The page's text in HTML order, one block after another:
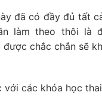
đã có đầy đủ tất
làm theo thôi là
chắc chắn sẽ
với các khóa học